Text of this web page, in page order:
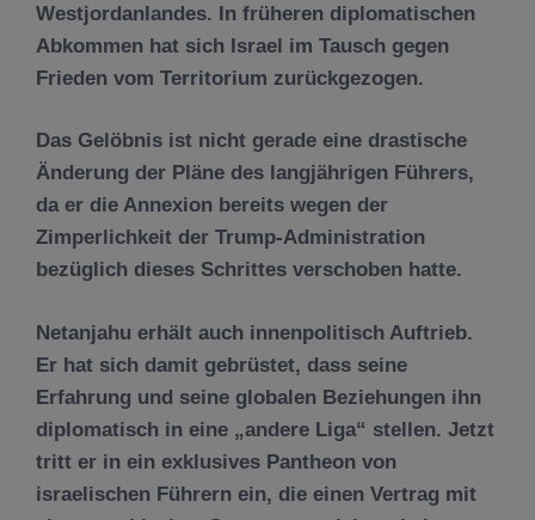
Westjordanlandes. In früheren diplomatischen
Abkommen hat sich Israel im Tausch gegen
Frieden vom Territorium zurückgezogen.
Das Gelöbnis ist nicht gerade eine drastische
Änderung der Pläne des langjährigen Führers,
da er die Annexion bereits wegen der
Zimperlichkeit der Trump-Administration
bezüglich dieses Schrittes verschoben hatte.
Netanjahu erhält auch innenpolitisch Auftrieb.
Er hat sich damit gebrüstet, dass seine
Erfahrung und seine globalen Beziehungen ihn
diplomatisch in eine „andere Liga“ stellen. Jetzt
tritt er in ein exklusives Pantheon von
israelischen Führern ein, die einen Vertrag mit